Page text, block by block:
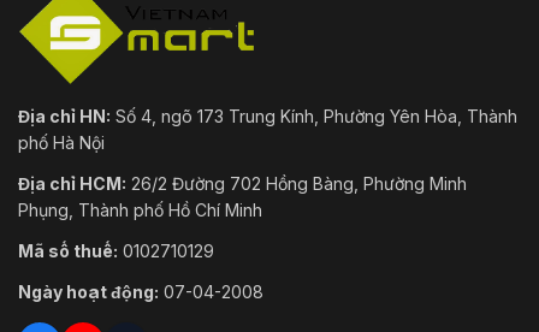
Địa chỉ HN: Số 4, ngõ 173 Trung Kính, Phường Yên Hòa, Thành
phố Hà Nội
Địa chỉ HCM: 26/2 Đường 702 Hồng Bàng, Phường Minh
Phụng, Thành phố Hồ Chí Minh
Mã số thuế: 0102710129
Ngày hoạt động: 07-04-2008